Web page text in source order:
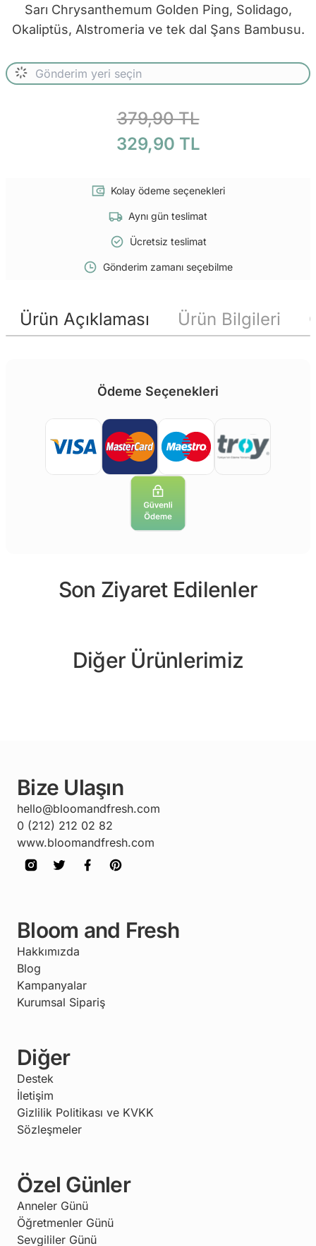
Sarı Chrysanthemum Golden Ping, Solidago,
Okaliptüs, Alstromeria ve tek dal Şans Bambusu.
379,90 TL
329,90 TL
Kolay ödeme seçenekleri
Aynı gün teslimat
Ücretsiz teslimat
Gönderim zamanı seçebilme
Ürün Açıklaması Ürün Bilgileri
Ödeme Seçenekleri
Son Ziyaret Edilenler
Diğer Ürünlerimiz
Bize Ulaşın
hello@bloomandfresh.com
0 (212) 212 02 82
www.bloomandfresh.com
Bloom and Fresh
Hakkımızda
Blog
Kampanyalar
Kurumsal Sipariş
Diğer
Destek
İletişim
Gizlilik Politikası ve KVKK
Sözleşmeler
Özel Günler
Anneler Günü
Öğretmenler Günü
Sevgililer Günü